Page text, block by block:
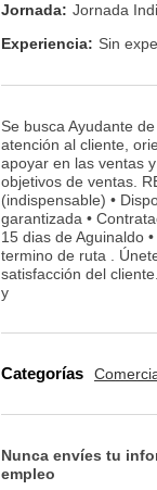
Jornada: Jornada
Experiencia: Sin
Se busca Ayudante
atención al cliente,
apoyar en las ventas
objetivos de ventas.
(indispensable) •
garantizada •
15 dias de Aguinaldo
termino de ruta .
satisfacción del
y
Categorías
Nunca envíes tu
empleo